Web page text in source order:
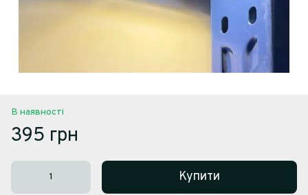
В наявності
395 грн
Купити